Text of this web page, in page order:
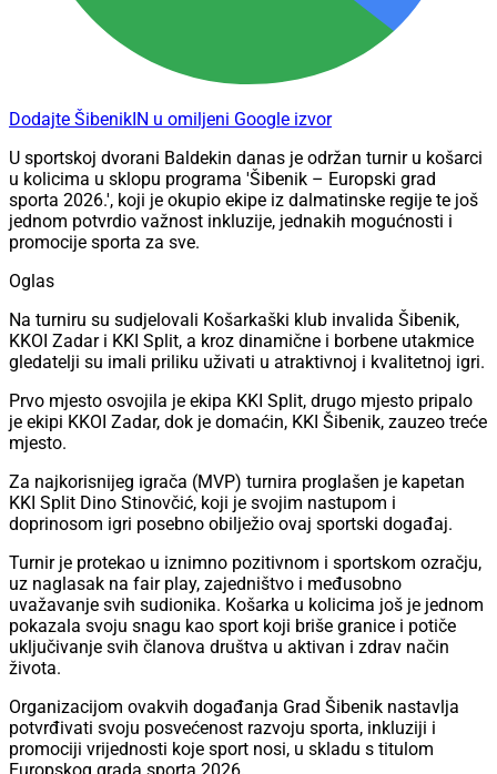
Dodajte ŠibenikIN u omiljeni Google izvor
U sportskoj dvorani Baldekin danas je održan turnir u košarci
u kolicima u sklopu programa 'Šibenik – Europski grad
sporta 2026.', koji je okupio ekipe iz dalmatinske regije te još
jednom potvrdio važnost inkluzije, jednakih mogućnosti i
promocije sporta za sve.
Oglas
Na turniru su sudjelovali Košarkaški klub invalida Šibenik,
KKOI Zadar i KKI Split, a kroz dinamične i borbene utakmice
gledatelji su imali priliku uživati u atraktivnoj i kvalitetnoj igri.
Prvo mjesto osvojila je ekipa KKI Split, drugo mjesto pripalo
je ekipi KKOI Zadar, dok je domaćin, KKI Šibenik, zauzeo treće
mjesto.
Za najkorisnijeg igrača (MVP) turnira proglašen je kapetan
KKI Split Dino Stinovčić, koji je svojim nastupom i
doprinosom igri posebno obilježio ovaj sportski događaj.
Turnir je protekao u iznimno pozitivnom i sportskom ozračju,
uz naglasak na fair play, zajedništvo i međusobno
uvažavanje svih sudionika. Košarka u kolicima još je jednom
pokazala svoju snagu kao sport koji briše granice i potiče
uključivanje svih članova društva u aktivan i zdrav način
života.
Organizacijom ovakvih događanja Grad Šibenik nastavlja
potvrđivati svoju posvećenost razvoju sporta, inkluziji i
promociji vrijednosti koje sport nosi, u skladu s titulom